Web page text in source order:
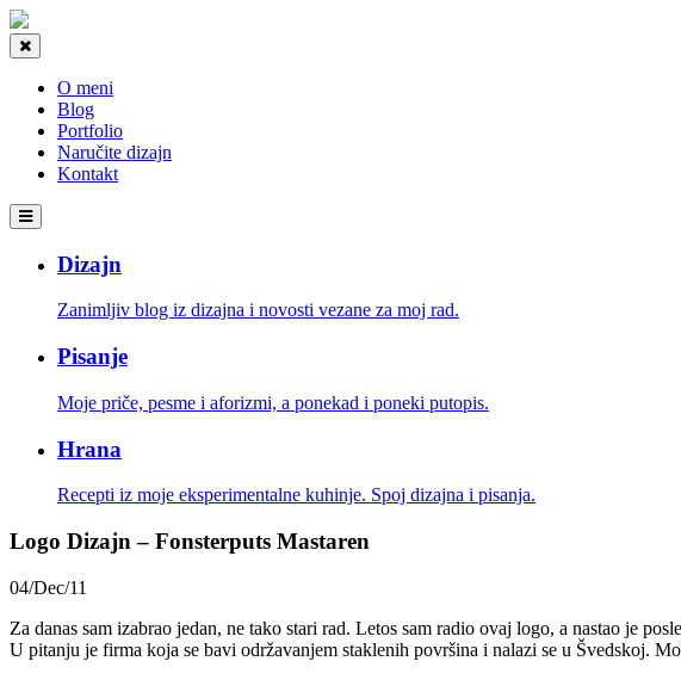
O meni
Blog
Portfolio
Naručite dizajn
Kontakt
Dizajn
Zanimljiv blog iz dizajna i novosti vezane za moj rad.
Pisanje
Moje priče, pesme i aforizmi, a ponekad i poneki putopis.
Hrana
Recepti iz moje eksperimentalne kuhinje. Spoj dizajna i pisanja.
Logo Dizajn – Fonsterputs Mastaren
04/Dec/11
Za danas sam izabrao jedan, ne tako stari rad. Letos sam radio ovaj logo, a nastao je
U pitanju je firma koja se bavi održavanjem staklenih površina i nalazi se u Švedskoj.